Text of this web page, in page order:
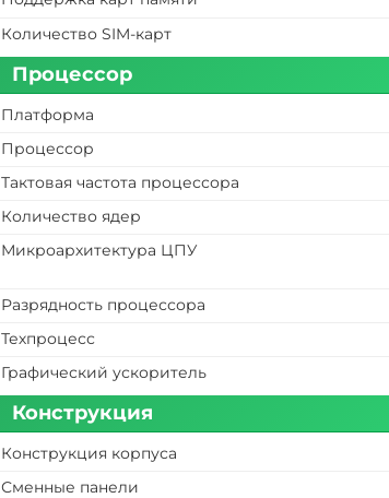
Количество SIM-карт
Процессор
Платформа
Процессор
Тактовая частота процессора
Количество ядер
Микроархитектура ЦПУ
Разрядность процессора
Техпроцесс
Графический ускоритель
Конструкция
Конструкция корпуса
Сменные панели